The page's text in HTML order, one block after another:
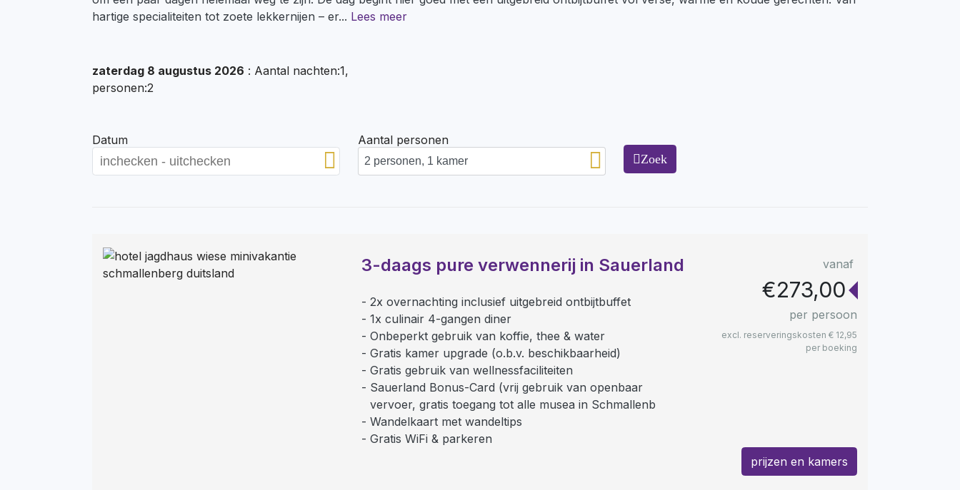
hartige specialiteiten tot zoete lekkernijen – er... Lees meer
zaterdag 8 augustus 2026 : Aantal nachten:1,
personen:2
Datum
Aantal personen
Zoek
3-daags pure verwennerij in Sauerland
2x overnachting inclusief uitgebreid ontbijtbuffet
1x culinair 4-gangen diner
Onbeperkt gebruik van koffie, thee & water
Gratis kamer upgrade (o.b.v. beschikbaarheid)
Gratis gebruik van wellnessfaciliteiten
Sauerland Bonus-Card (vrij gebruik van openbaar
vervoer, gratis toegang tot alle musea in Schmallenb
Wandelkaart met wandeltips
Gratis WiFi & parkeren
vanaf
€273,00
per persoon
excl. reserveringskosten € 12,95
per boeking
prijzen en kamers